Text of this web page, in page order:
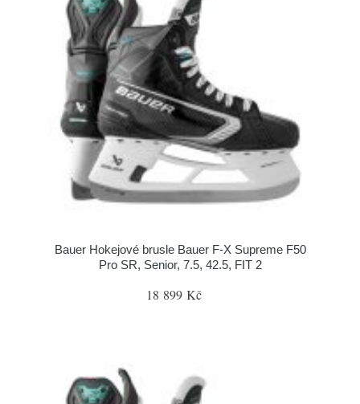
Bauer Hokejové brusle Bauer F-X Supreme F50
Pro SR, Senior, 7.5, 42.5, FIT 2
18 899 Kč